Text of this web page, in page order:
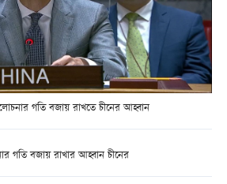
গতি বজায় রাখতে চীনের আহ্বান
গতি বজায় রাখার আহ্বান চীনের